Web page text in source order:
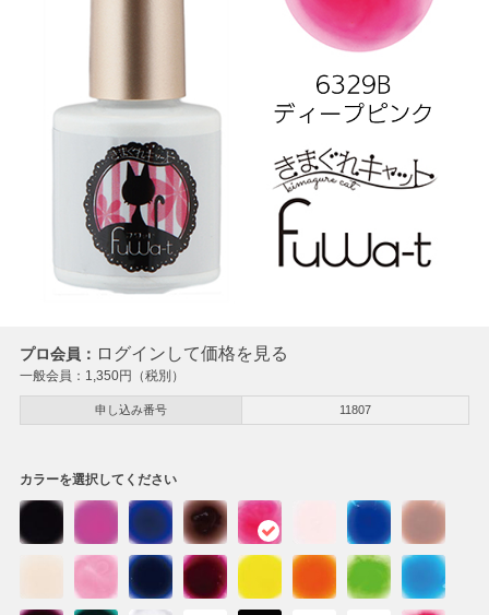
プロ会員： ログインして価格を見る
一般会員： 1,350円（税別）
申し込み番号 11807
カラーを選択してください